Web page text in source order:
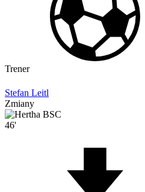
Trener
Stefan Leitl
Zmiany
46'